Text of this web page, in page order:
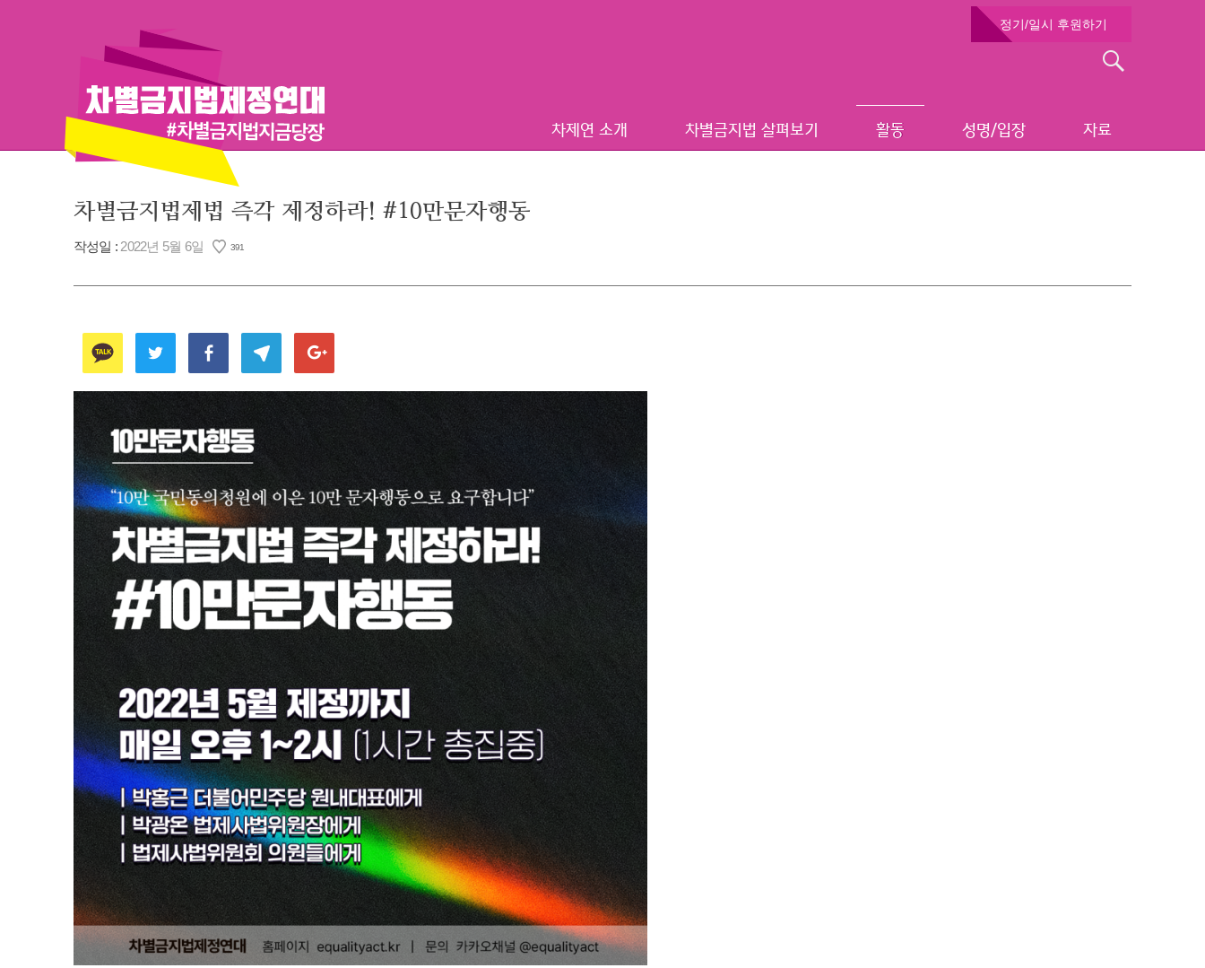
정기/일시 후원하기
차제연 소개 차별금지법 살펴보기 활동 성명/입장 자료
차별금지법제법 즉각 제정하라! #10만문자행동
작성일 : 2022년 5월 6일 391